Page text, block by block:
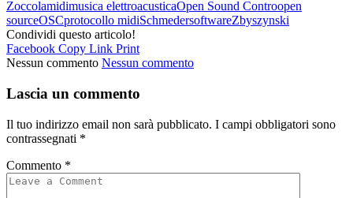
Zoccolamidimusica elettroacusticaOpen Sound Controopen
sourceOSCprotocollo midiSchmedersoftwareZbyszynski
Condividi questo articolo!
Facebook Copy Link Print
Nessun commento Nessun commento
Lascia un commento
Il tuo indirizzo email non sarà pubblicato. I campi obbligatori sono
contrassegnati *
Commento *